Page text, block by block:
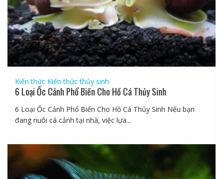
Kiến thức Kiến thức thủy sinh
6 Loại Ốc Cảnh Phổ Biến Cho Hồ Cá Thủy Sinh
6 Loại Ốc Cảnh Phổ Biến Cho Hồ Cá Thủy Sinh Nếu bạn
đang nuôi cá cảnh tại nhà, việc lựa...